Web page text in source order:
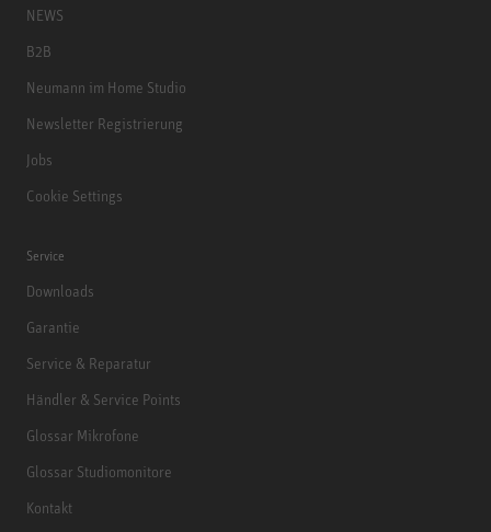
NEWS
B2B
Neumann im Home Studio
Newsletter Registrierung
Jobs
Cookie Settings
Service
Downloads
Garantie
Service & Reparatur
Händler & Service Points
Glossar Mikrofone
Glossar Studiomonitore
Kontakt